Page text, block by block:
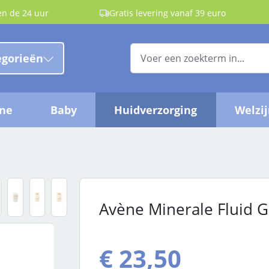
de 24 uur Gratis levering vanaf 39 euro
Baby Huidverzorging
Avène Minerale Fluid
Normale prijs:
€ 23,50